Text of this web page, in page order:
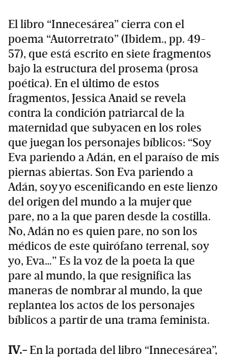
El libro “Innecesárea” cierra con el
poema “Autorretrato” (Ibidem., pp. 49-
57), que está escrito en siete fragmentos
bajo la estructura del prosema (prosa
poética). En el último de estos
fragmentos, Jessica Anaid se revela
contra la condición patriarcal de la
maternidad que subyacen en los roles
que juegan los personajes bíblicos: “Soy
Eva pariendo a Adán, en el paraíso de mis
piernas abiertas. Son Eva pariendo a
Adán, soy yo escenificando en este lienzo
del origen del mundo a la mujer que
pare, no a la que paren desde la costilla.
No, Adán no es quien pare, no son los
médicos de este quirófano terrenal, soy
yo, Eva…” Es la voz de la poeta la que
pare al mundo, la que resignifica las
maneras de nombrar al mundo, la que
replantea los actos de los personajes
bíblicos a partir de una trama feminista.
IV.- En la portada del libro “Innecesárea”,